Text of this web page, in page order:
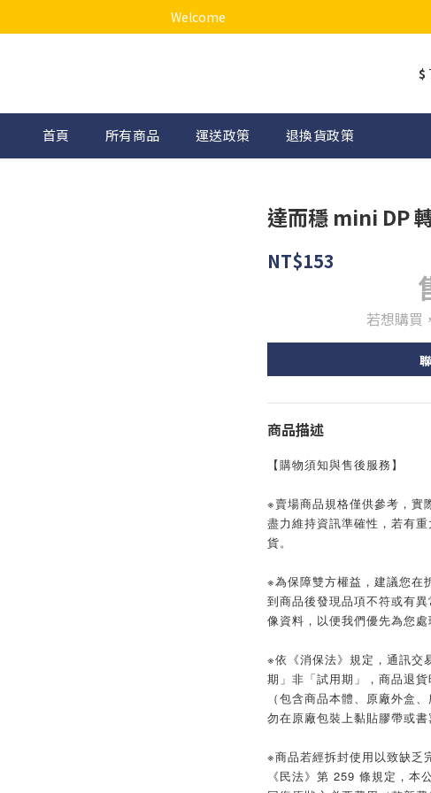
Welcome
$
首頁 所有商品 運送政策 退換貨政策
達而穩 mini DP
NT$153
若想購買
商品描述
【購物須知與售後服務】
※賣場商品規格僅供參考，實
盡力維持資訊準確性，若有
貨。
※為保障雙方權益，建議您在
到商品後發現品項不符或有
像資料，以便我們優先為您處
※依《消保法》規定，通訊交
期」非「試用期」，商品退
（包含商品本體、原廠外盒
勿在原廠包裝上黏貼膠帶或書
※商品若經拆封使用以致缺乏
《民法》第 259 條規定，本